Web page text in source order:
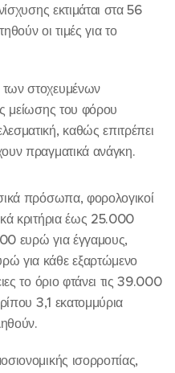
εκτιμάται στα 56
οι τιμές για το
στοχευμένων
μείωσης του φόρου
καθώς επιτρέπει
πραγματικά ανάγκη.
πρόσωπα, φορολογικοί
κριτήρια έως 25.000
ευρώ για έγγαμους,
για κάθε εξαρτώμενο
το όριο φτάνει τις 39.000
3,1 εκατομμύρια
ισορροπίας,